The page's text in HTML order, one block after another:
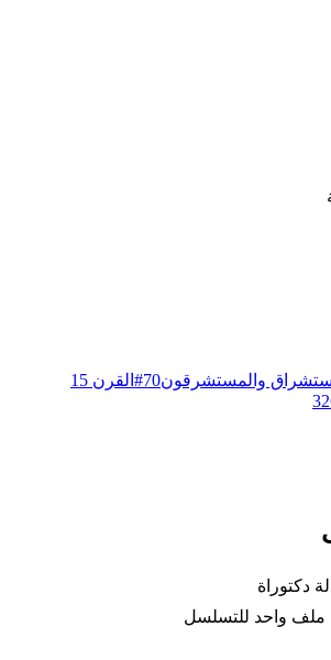
والمستشرقون70
#
القرن 15
دكتوراة
ملف واحد للتسلسل